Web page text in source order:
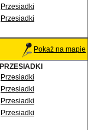
Przesiadki
Przesiadki
Pokaż na mapie
PRZESIADKI
Przesiadki
Przesiadki
Przesiadki
Przesiadki